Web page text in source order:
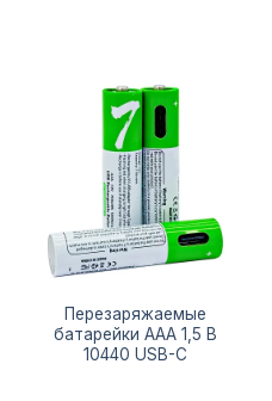
Перезаряжаемые
батарейки AAA 1,5 В
10440 USB-C